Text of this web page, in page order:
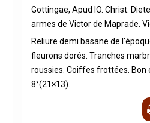
Gottingae, Apud IO. Christ.
armes de Victor de Maprade.
Reliure demi basane de
fleurons dorés. Tranches
roussies. Coiffes frottées. Bon
8°(21×13).